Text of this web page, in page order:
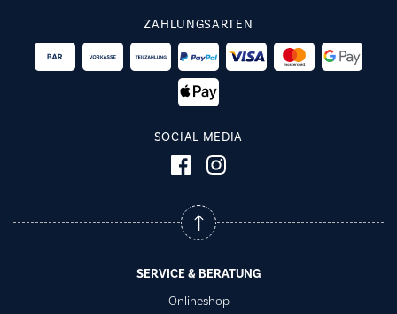
ZAHLUNGSARTEN
SOCIAL MEDIA
SERVICE & BERATUNG
Onlineshop